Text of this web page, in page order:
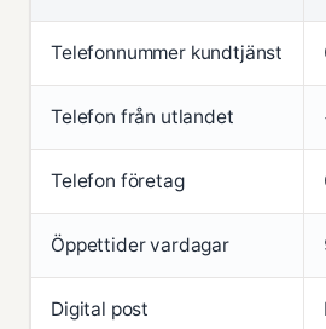
Telefonnummer kundtjänst
Telefon från utlandet
Telefon företag
Öppettider vardagar
Digital post